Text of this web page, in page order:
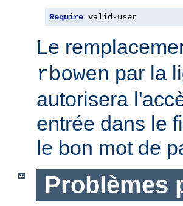
Require valid-user
Le
rbowen par la
autorisera
entrée dans le
le bon mot de
Problèmes